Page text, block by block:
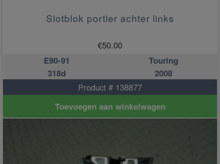
Slotblok portier achter links
€50.00
E90-91
Touring
318d
2008
Product # 138877
Toevoegen aan winkelwagen